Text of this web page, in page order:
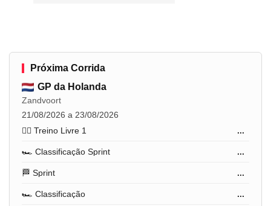
Próxima Corrida
GP da Holanda
Zandvoort
21/08/2026 a 23/08/2026
🏋️‍♂️ Treino Livre 1
...
🏎️ Classificação Sprint ...
🏁 Sprint ...
🏎️ Classificação ...